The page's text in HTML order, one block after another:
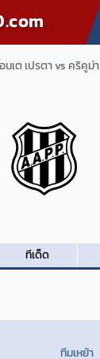
นเต เปรตา vs คริคูม่า
ทีเด็ด
ทีมเหย้า